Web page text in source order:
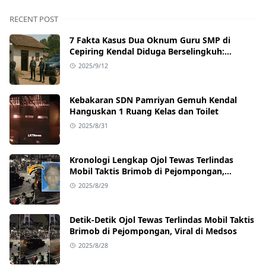
RECENT POST
7 Fakta Kasus Dua Oknum Guru SMP di
Cepiring Kendal Diduga Berselingkuh:
Kronologi, Pengakuan, hingga Sanksi
2025/9/12
Kebakaran SDN Pamriyan Gemuh Kendal
Hanguskan 1 Ruang Kelas dan Toilet
2025/8/31
Kronologi Lengkap Ojol Tewas Terlindas
Mobil Taktis Brimob di Pejompongan,
Ternyata Sedang Antar Orderan
2025/8/29
Detik-Detik Ojol Tewas Terlindas Mobil Taktis
Brimob di Pejompongan, Viral di Medsos
2025/8/28